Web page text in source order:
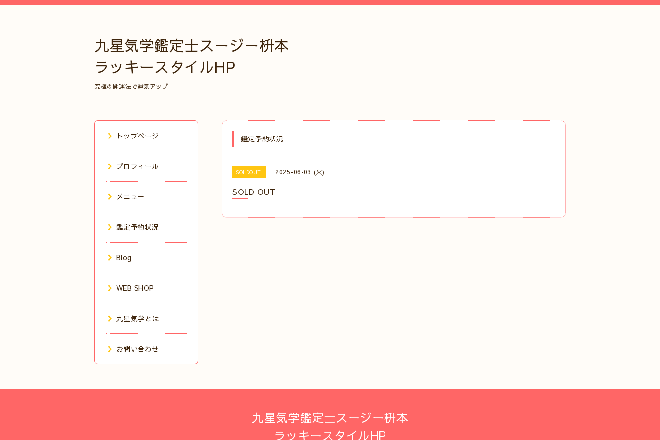
九星気学鑑定士スージー枡本
ラッキースタイルHP
究極の開運法で運気アップ
鑑定予約状況
SOLDOUT 2025-06-03 (火)
SOLD OUT
トップページ
プロフィール
メニュー
鑑定予約状況
Blog
WEB SHOP
九星気学とは
お問い合わせ
九星気学鑑定士スージー枡本
ラッキースタイルHP